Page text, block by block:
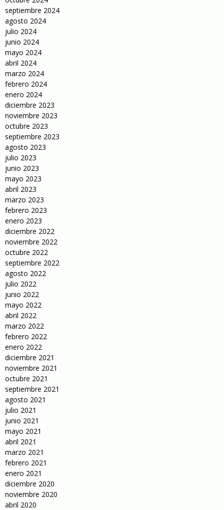
septiembre 2024
agosto 2024
julio 2024
junio 2024
mayo 2024
abril 2024
marzo 2024
febrero 2024
enero 2024
diciembre 2023
noviembre 2023
octubre 2023
septiembre 2023
agosto 2023
julio 2023
junio 2023
mayo 2023
abril 2023
marzo 2023
febrero 2023
enero 2023
diciembre 2022
noviembre 2022
octubre 2022
septiembre 2022
agosto 2022
julio 2022
junio 2022
mayo 2022
abril 2022
marzo 2022
febrero 2022
enero 2022
diciembre 2021
noviembre 2021
octubre 2021
septiembre 2021
agosto 2021
julio 2021
junio 2021
mayo 2021
abril 2021
marzo 2021
febrero 2021
enero 2021
diciembre 2020
noviembre 2020
abril 2020